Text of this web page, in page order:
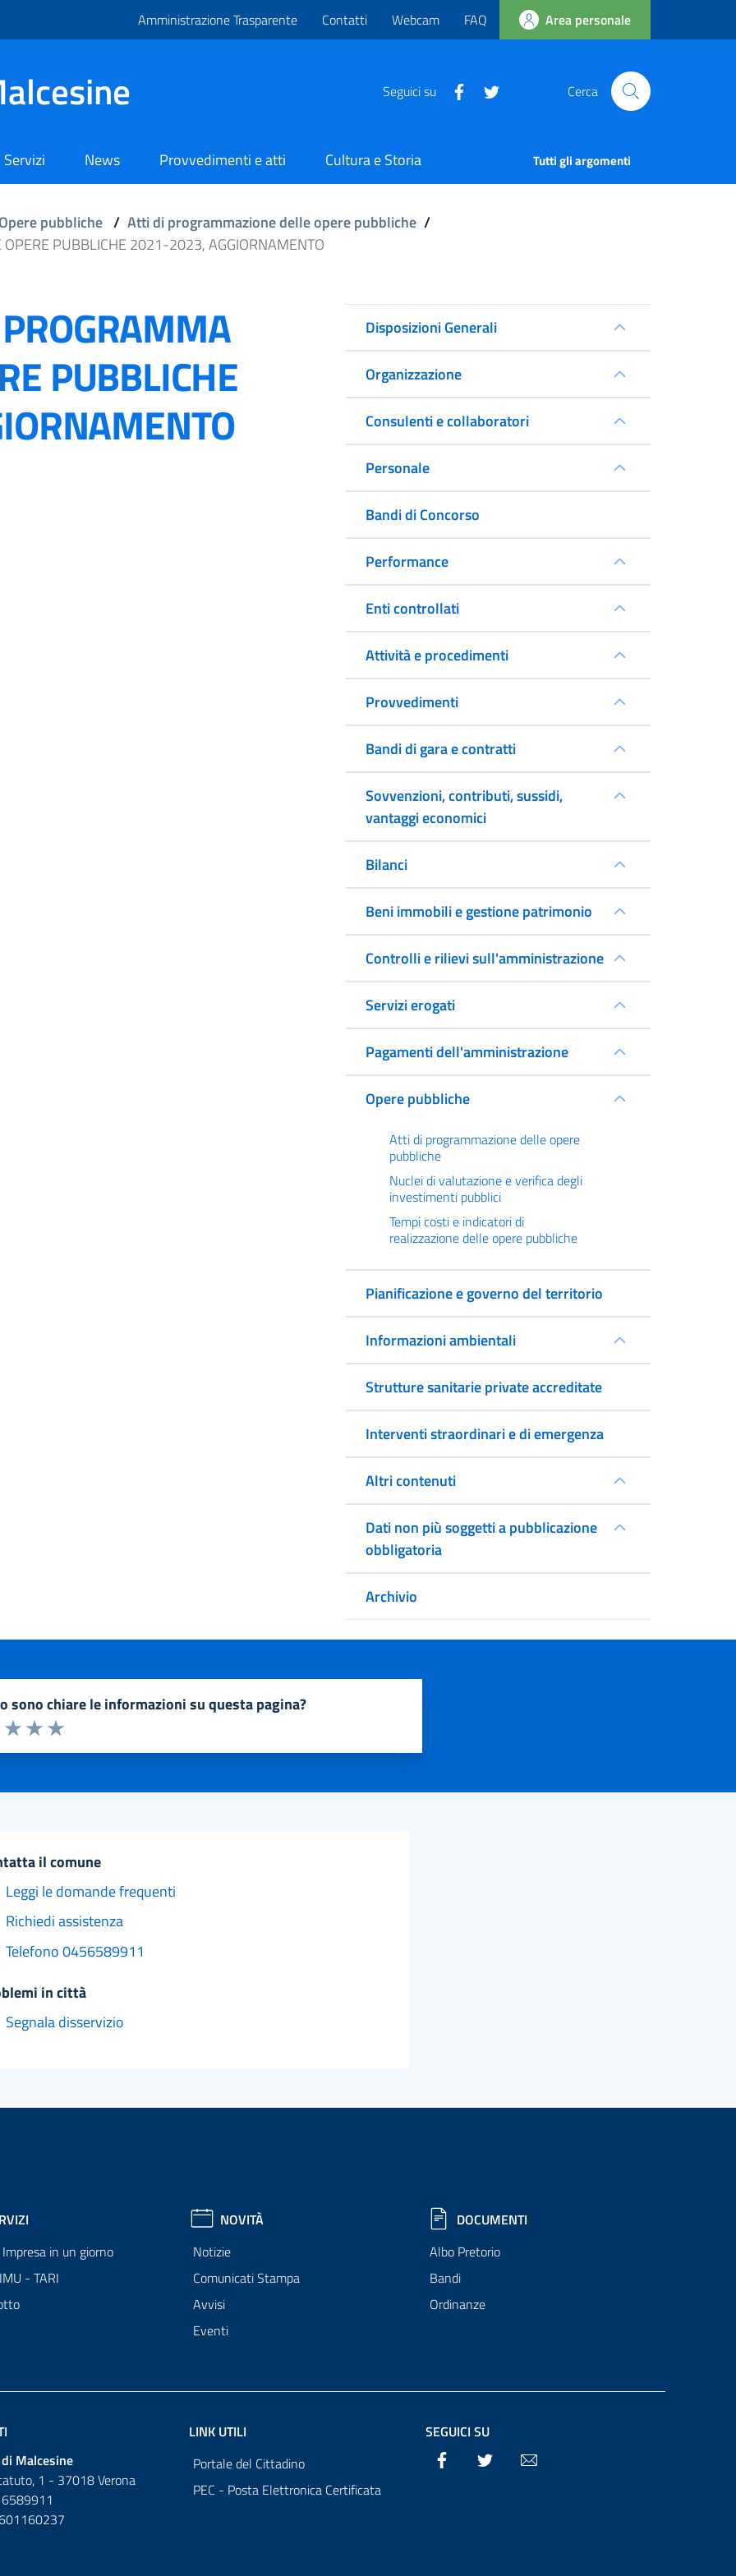
Amministrazione Trasparente Contatti Webcam FAQ Area personale
Seguici su Cerca
Servizi News Provvedimenti e atti Cultura e Storia Tutti gli argomenti
Opere pubbliche / Atti di programmazione delle opere pubbliche /
PUBBLICHE 2021-2023, AGGIORNAMENTO
PUBBLICHE
Disposizioni Generali
Organizzazione
Consulenti e collaboratori
Personale
Bandi di Concorso
Performance
Enti controllati
Attività e procedimenti
Provvedimenti
Bandi di gara e contratti
Sovvenzioni, contributi, sussidi,
vantaggi economici
Bilanci
Beni immobili e gestione patrimonio
Controlli e rilievi sull'amministrazione
Servizi erogati
Pagamenti dell'amministrazione
Opere pubbliche
Atti di programmazione delle opere
pubbliche
Nuclei di valutazione e verifica degli
investimenti pubblici
Tempi costi e indicatori di
realizzazione delle opere pubbliche
Pianificazione e governo del territorio
Informazioni ambientali
Strutture sanitarie private accreditate
Interventi straordinari e di emergenza
Altri contenuti
Dati non più soggetti a pubblicazione
obbligatoria
Archivio
sono chiare le informazioni su questa pagina?
1 a 5 stelle la pagina
Valuta 5 stelle su 5
Valuta 4 stelle su 5
Valuta 3 stelle su 5
2 stelle su 5
stelle su 5
il comune
Leggi le domande frequenti
Richiedi assistenza
Telefono 0456589911
in città
Segnala disservizio
in un giorno
- TARI
NOVITÀ
Notizie
Comunicati Stampa
Avvisi
Eventi
DOCUMENTI
Albo Pretorio
Bandi
Ordinanze
Malcesine
1 - 37018 Verona
LINK UTILI
Portale del Cittadino
PEC - Posta Elettronica Certificata
SEGUICI SU
Facebook Twitter